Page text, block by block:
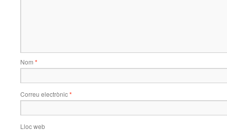
Nom *
Correu electrònic*
Lloc web